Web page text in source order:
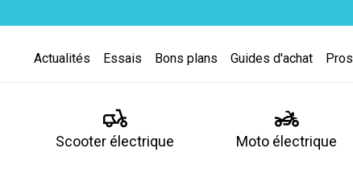
Actualités Essais Bons plans Guides d'achat Pros
Scooter électrique Moto électrique